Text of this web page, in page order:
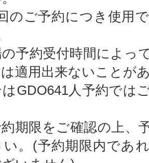
のご予約につき使用
の予約受付時間によっ
適用出来ないことが
はGDO641人予約では
約期限をご確認の上、
。(予約期限内であ